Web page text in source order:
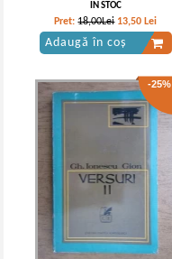
IN STOC
Pret:18,00Lei 13,50 Lei
Adaugă în coș
-25%